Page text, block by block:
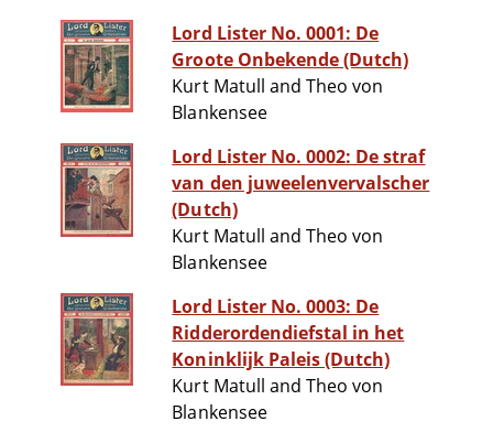
Lord Lister No. 0001: De
Groote Onbekende (Dutch)
Kurt Matull and Theo von
Blankensee
Lord Lister No. 0002: De straf
van den juweelenvervalscher
(Dutch)
Kurt Matull and Theo von
Blankensee
Lord Lister No. 0003: De
Ridderordendiefstal in het
Koninklijk Paleis (Dutch)
Kurt Matull and Theo von
Blankensee